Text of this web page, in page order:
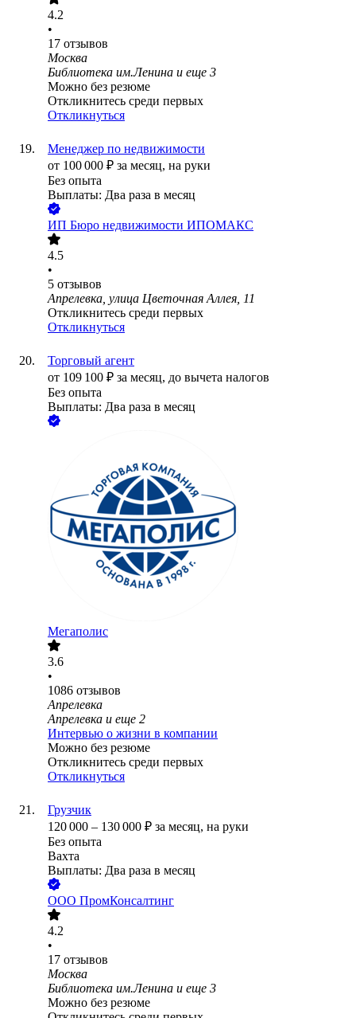
4.2
•
17 отзывов
Москва
Библиотека им.Ленина и еще 3
Можно без резюме
Откликнитесь среди первых
Откликнуться
Менеджер по недвижимости
от 100 000 ₽ за месяц, на руки
Без опыта
Выплаты: Два раза в месяц
ИП Бюро недвижимости ИПОМАКС
4.5
•
5 отзывов
Апрелевка, улица Цветочная Аллея, 11
Откликнитесь среди первых
Откликнуться
Торговый агент
от 109 100 ₽ за месяц, до вычета налогов
Без опыта
Выплаты: Два раза в месяц
Мегаполис
3.6
•
1086 отзывов
Апрелевка
Апрелевка и еще 2
Интервью о жизни в компании
Можно без резюме
Откликнитесь среди первых
Откликнуться
Грузчик
120 000 – 130 000 ₽ за месяц, на руки
Без опыта
Вахта
Выплаты: Два раза в месяц
ООО ПромКонсалтинг
4.2
•
17 отзывов
Москва
Библиотека им.Ленина и еще 3
Можно без резюме